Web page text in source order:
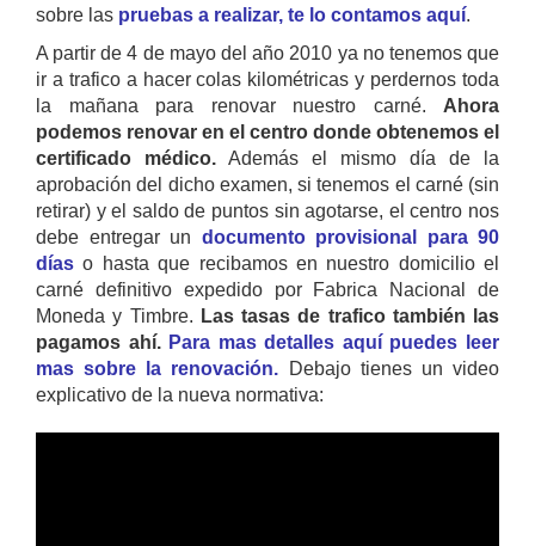
sobre las pruebas a realizar, te lo contamos aquí.
A partir de 4 de mayo del año 2010 ya no tenemos que
ir a trafico a hacer colas kilométricas y perdernos toda
la mañana para renovar nuestro carné. Ahora
podemos renovar en el centro donde obtenemos el
certificado médico. Además el mismo día de la
aprobación del dicho examen, si tenemos el carné (sin
retirar) y el saldo de puntos sin agotarse, el centro nos
debe entregar un documento provisional para 90
días o hasta que recibamos en nuestro domicilio el
carné definitivo expedido por Fabrica Nacional de
Moneda y Timbre. Las tasas de trafico también las
pagamos ahí. Para mas detalles aquí puedes leer
mas sobre la renovación. Debajo tienes un video
explicativo de la nueva normativa: